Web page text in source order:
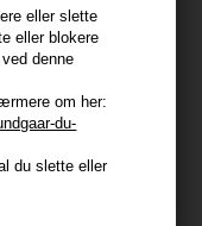
eller slette
eller blokere
denne
om her:
du-
du slette eller
DKK